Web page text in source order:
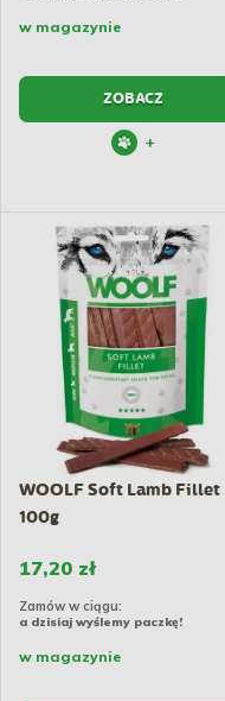
w magazynie
ZOBACZ
+
WOOLF Soft Lamb Fillet
100g
17,20 zł
Zamów w ciągu:
a dzisiaj wyślemy paczkę!
w magazynie